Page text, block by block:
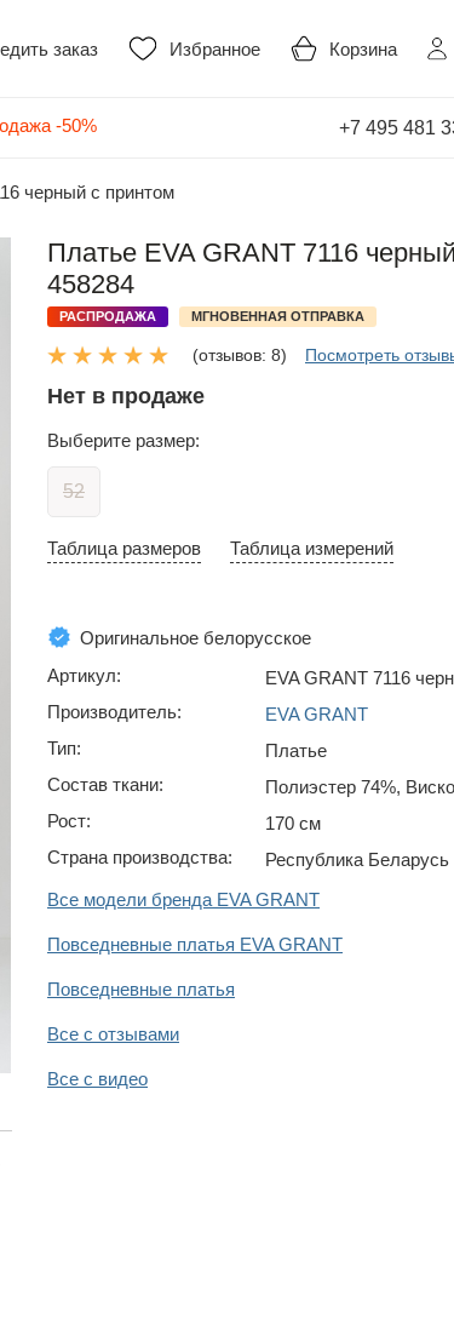
заказ Избранное Корзина
-50% +7 495 481
черный с принтом
Платье EVA GRANT 7116
458284
РАСПРОДАЖА МГНОВЕННАЯ ОТПРАВКА
(отзывов: 8) Посмотреть
Нет в продаже
Выберите размер:
52
Таблица размеров Таблица измерений
Оригинальное белорусское
Артикул:
EVA GRANT 7116
Производитель:
EVA GRANT
Тип:
Платье
Состав ткани:
Полиэстер 74%,
Рост:
170 см
Страна производства:
Республика Беларусь
Все модели бренда EVA GRANT
Повседневные платья EVA GRANT
Повседневные платья
Все с отзывами
Все с видео